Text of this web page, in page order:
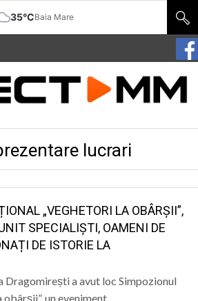
35°CBaia Mare
lucrari
„VEGHETORI LA OBÂRȘII”,
SPECIALIȘTI, OAMENI DE
DE ISTORIE LA
Dragomirești a avut loc Simpozionul
obârșii”, un eveniment…